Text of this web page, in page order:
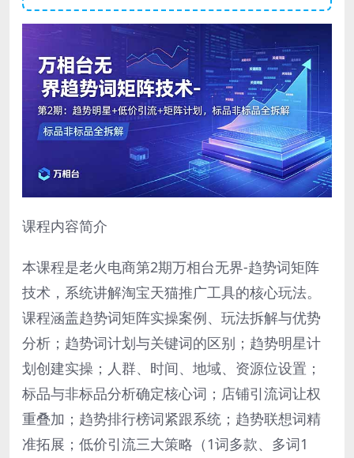
课程内容简介
本课程是老火电商第2期万相台无界-趋势词矩阵
技术，系统讲解淘宝天猫推广工具的核心玩法。
课程涵盖趋势词矩阵实操案例、玩法拆解与优势
分析；趋势词计划与关键词的区别；趋势明星计
划创建实操；人群、时间、地域、资源位设置；
标品与非标品分析确定核心词；店铺引流词让权
重叠加；趋势排行榜词紧跟系统；趋势联想词精
准拓展；低价引流三大策略（1词多款、多词1